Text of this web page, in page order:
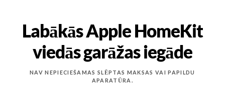
Labākās Apple HomeKit
viedās garāžas iegāde
NAV NEPIECIEŠAMAS SLĒPTAS MAKSAS VAI PAPILDU
APARATŪRA.